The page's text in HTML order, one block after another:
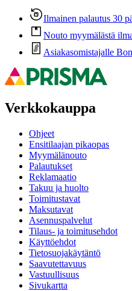
Ilmainen palautus 30
Nouto myymälästä
Asiakasomistajalle
Verkkokauppa
Ohjeet
Ensitilaajan pikaopas
Myymälänouto
Palautukset
Reklamaatio
Takuu ja huolto
Toimitustavat
Maksutavat
Asennuspalvelut
Tilaus- ja toimitusehdot
Käyttöehdot
Tietosuojakäytäntö
Saavutettavuus
Vastuullisuus
Sivukartta